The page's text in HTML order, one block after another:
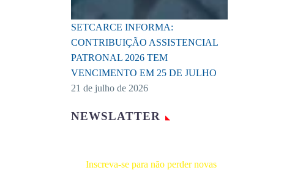
SETCARCE INFORMA:
CONTRIBUIÇÃO ASSISTENCIAL
PATRONAL 2026 TEM
VENCIMENTO EM 25 DE JULHO
21 de julho de 2026
NEWSLATTER
Inscreva-se para não perder novas